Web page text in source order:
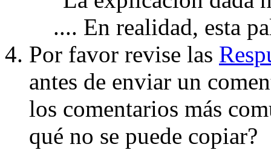
.... En realidad, esta
Por favor revise las
antes de enviar un
los comentarios más
qué no se puede copiar?